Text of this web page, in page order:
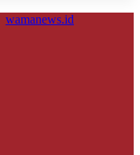
wamanews.id